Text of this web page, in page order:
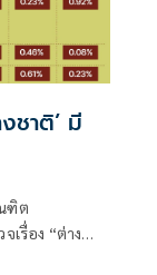
ชาติ’ มี
ฑิต
เรื่อง “ต่าง